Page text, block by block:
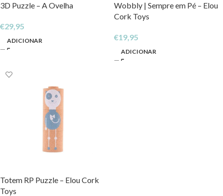
3D Puzzle – A Ovelha
€29,95
ADICIONAR
Wobbly | Sempre em Pé – Elou
Cork Toys
€19,95
ADICIONAR
Totem RP Puzzle – Elou Cork
Toys